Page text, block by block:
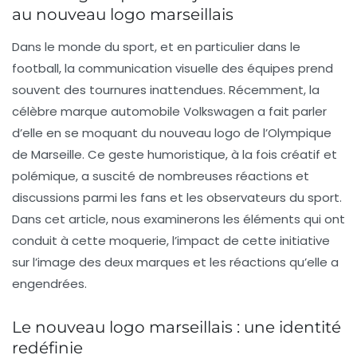
au nouveau logo marseillais
Dans le monde du sport, et en particulier dans le
football, la communication visuelle des équipes prend
souvent des tournures inattendues. Récemment, la
célèbre marque automobile Volkswagen a fait parler
d’elle en se moquant du nouveau logo de l’Olympique
de Marseille. Ce geste humoristique, à la fois créatif et
polémique, a suscité de nombreuses réactions et
discussions parmi les fans et les observateurs du sport.
Dans cet article, nous examinerons les éléments qui ont
conduit à cette moquerie, l’impact de cette initiative
sur l’image des deux marques et les réactions qu’elle a
engendrées.
Le nouveau logo marseillais : une identité
redéfinie